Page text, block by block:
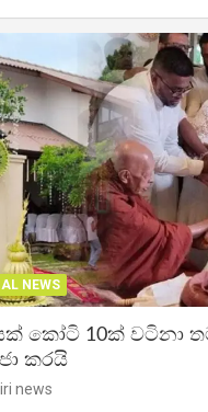
NEWS
කෝටි 10ක් වටිනා
කරයි
iri news